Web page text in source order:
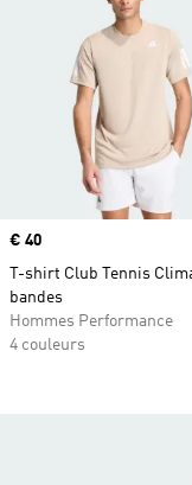
Prix
€ 40
T-shirt Club Tennis
bandes
Hommes Performance
4 couleurs